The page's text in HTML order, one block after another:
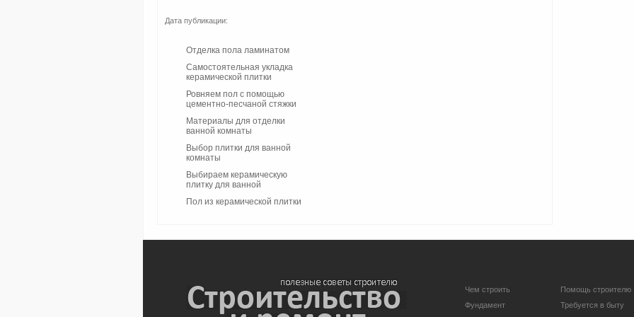
Дата публикации:
Отделка пола ламинатом
Самостоятельная укладка
керамической плитки
Ровняем пол с помощью
цементно-песчаной стяжки
Материалы для отделки
ванной комнаты
Выбор плитки для ванной
комнаты
Выбираем керамическую
плитку для ванной
Пол из керамической плитки
Чем строить
Фундамент
Помощь строителю
Требуется в быту